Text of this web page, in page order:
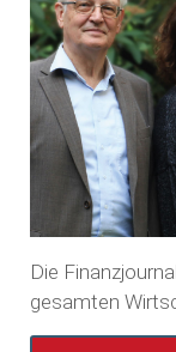
Die
gesamten